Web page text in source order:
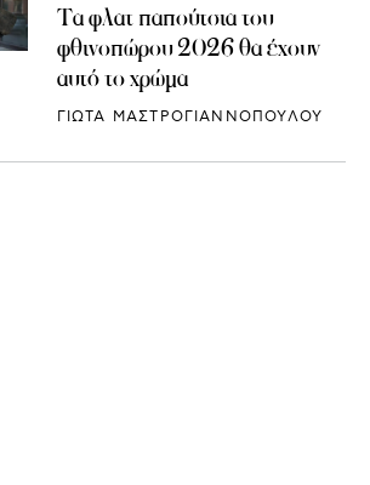
Τα φλατ παπούτσια του
φθινοπώρου 2026 θα έχουν
αυτό το χρώμα
ΓΙΩΤΑ ΜΑΣΤΡΟΓΙΑΝΝΟΠΟΥΛΟΥ